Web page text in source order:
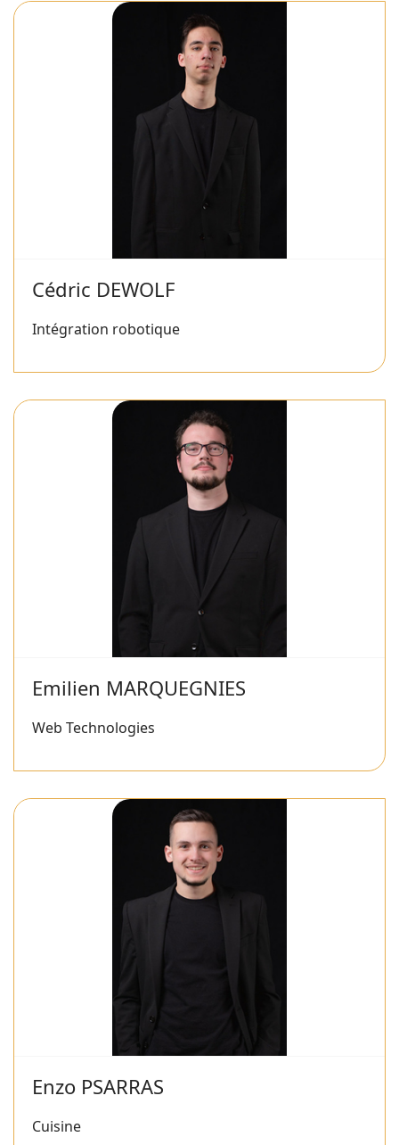
Cédric DEWOLF
Intégration robotique
Emilien MARQUEGNIES
Web Technologies
Enzo PSARRAS
Cuisine